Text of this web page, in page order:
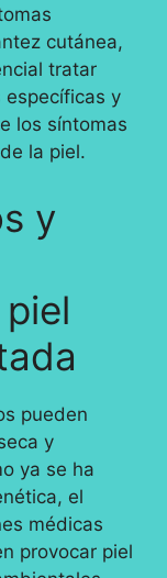
cutánea,
tratar
específicas y
los síntomas
la piel.
y
pueden
y
ya se ha
el
médicas
provocar piel